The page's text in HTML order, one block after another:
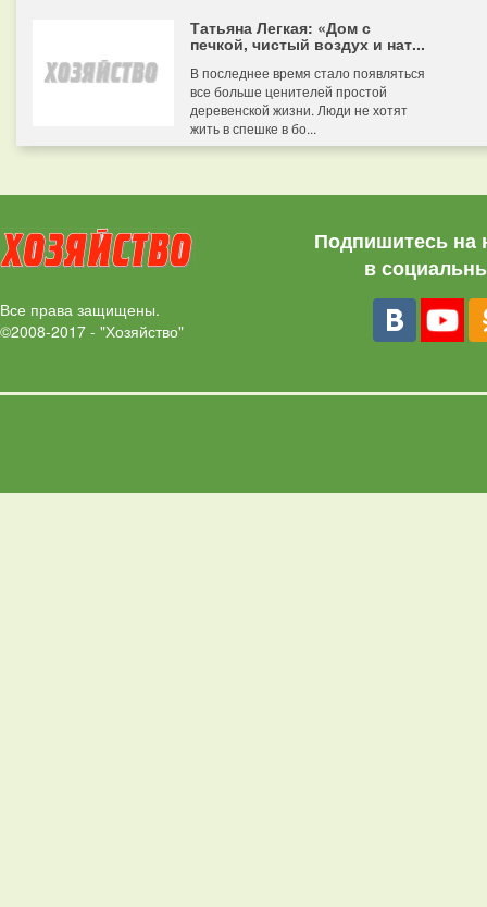
Татьяна Легкая: «Дом с
печкой, чистый воздух и нат...
В последнее время стало появляться
все больше ценителей простой
деревенской жизни. Люди не хотят
жить в спешке в бо...
Все права защищены.
©2008-2017 - "Хозяйство"
Подпишитесь на
в